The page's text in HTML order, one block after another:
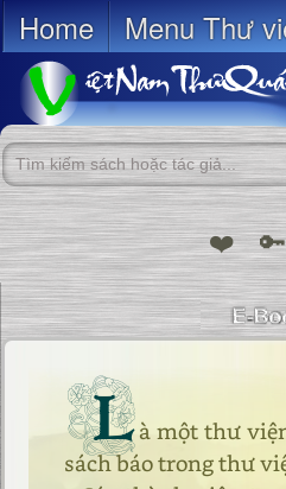
Home Menu Thư
❤️ 🔑
Là một thư
sách báo trong thư